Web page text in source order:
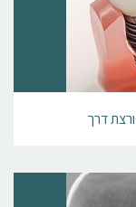
דרך